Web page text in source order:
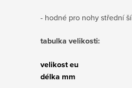
- hodné pro nohy střední
tabulka velikosti:
velikost eu
délka mm